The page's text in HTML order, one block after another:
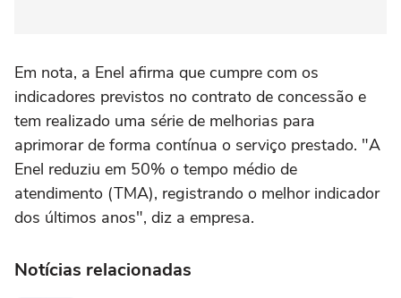
Em nota, a Enel afirma que cumpre com os
indicadores previstos no contrato de concessão e
tem realizado uma série de melhorias para
aprimorar de forma contínua o serviço prestado. "A
Enel reduziu em 50% o tempo médio de
atendimento (TMA), registrando o melhor indicador
dos últimos anos", diz a empresa.
Notícias relacionadas